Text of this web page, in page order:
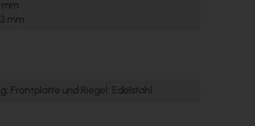
mm
mm
Frontplatte und Riegel: Edelstahl